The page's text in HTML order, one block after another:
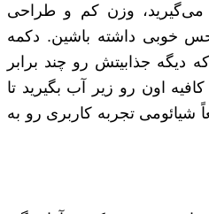
وزن کم و طراحی
خوبی داشته باشین. دکمه
دیگه جذابیتش رو چند برابر
اون رو زیر آب بگیرید تا
شیائومی تجربه کاربری رو به